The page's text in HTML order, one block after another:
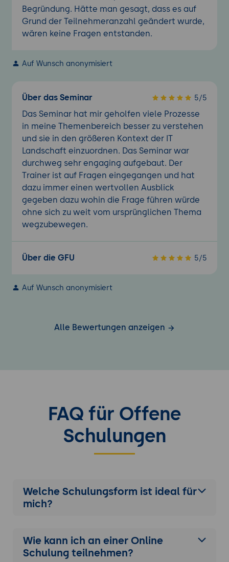
Begründung. Hätte man gesagt, dass es auf
Grund der Teilnehmeranzahl geändert wurde,
wären keine Fragen entstanden.
Auf Wunsch anonymisiert
Über das Seminar 5/5
Das Seminar hat mir geholfen viele Prozesse
in meine Themenbereich besser zu verstehen
und sie in den größeren Kontext der IT
Landschaft einzuordnen. Das Seminar war
durchweg sehr engaging aufgebaut. Der
Trainer ist auf Fragen eingegangen und hat
dazu immer einen wertvollen Ausblick
gegeben dazu wohin die Frage führen würde
ohne sich zu weit vom ursprünglichen Thema
wegzubewegen.
Über die GFU 5/5
Auf Wunsch anonymisiert
Alle Bewertungen anzeigen
FAQ für Offene
Schulungen
Welche Schulungsform ist ideal für
mich?
Wie kann ich an einer Online
Schulung teilnehmen?